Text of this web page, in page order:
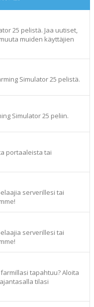
25 pelistä. Jaa uutiset,
muiden käyttäjien
Simulator 25 pelistä.
Simulator 25 peliin.
portaaleista tai
serverillesi tai
serverillesi tai
tapahtuu? Aloita
tilasi